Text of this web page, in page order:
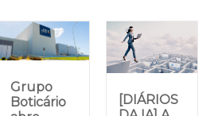
Grupo
Boticário
[DIÁRIOS